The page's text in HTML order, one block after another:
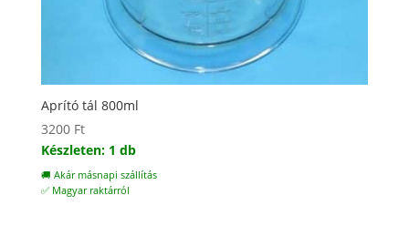
Aprító tál 800ml
3200 Ft
Készleten: 1 db
🚚 Akár másnapi szállítás
✅ Magyar raktárról